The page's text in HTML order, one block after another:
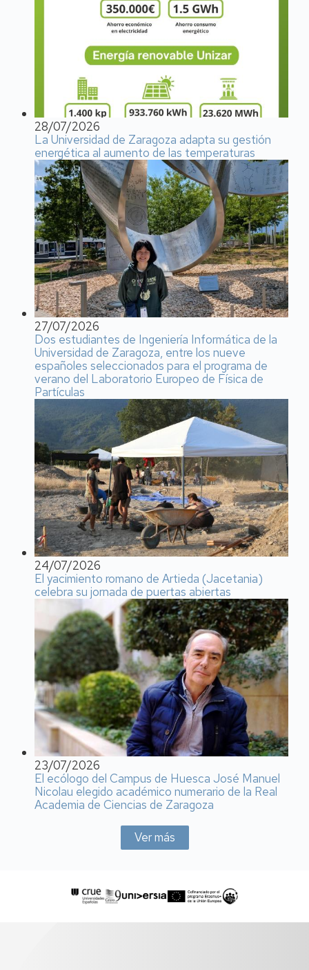
28/07/2026
La Universidad de Zaragoza adapta su gestión
energética al aumento de las temperaturas
27/07/2026
Dos estudiantes de Ingeniería Informática de la
Universidad de Zaragoza, entre los nueve
españoles seleccionados para el programa de
verano del Laboratorio Europeo de Física de
Partículas
24/07/2026
El yacimiento romano de Artieda (Jacetania)
celebra su jornada de puertas abiertas
23/07/2026
El ecólogo del Campus de Huesca José Manuel
Nicolau elegido académico numerario de la Real
Academia de Ciencias de Zaragoza
Ver más